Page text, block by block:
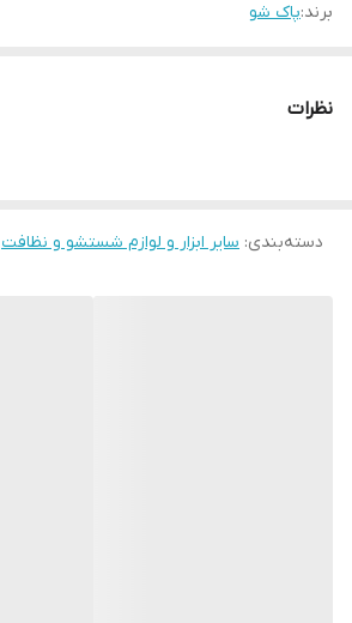
برند:پاک شو
نظرات
دسته‌بندی: سایر ابزار و لوازم شستشو و نظافت